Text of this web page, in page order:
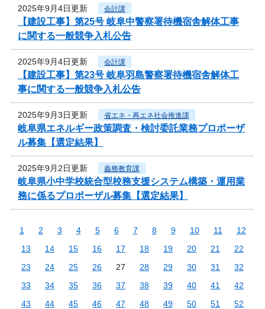
2025年9月4日更新 会計課
【建設工事】第25号 岐阜中警察署待機宿舎解体工事
に関する一般競争入札公告
2025年9月4日更新 会計課
【建設工事】第23号 岐阜羽島警察署待機宿舎解体工
事に関する一般競争入札公告
2025年9月3日更新 省エネ・再エネ社会推進課
岐阜県エネルギー政策調査・検討委託業務プロポーザ
ル募集【選定結果】
2025年9月2日更新 義務教育課
岐阜県小中学校統合型校務支援システム構築・運用業
務に係るプロポーザル募集【選定結果】
1 2 3 4 5 6 7 8 9 10 11
12
13
14 15 16 17 18 19 20 21
22
23
24 25 26 27 28 29 30 31
32
33
34 35 36 37 38 39 40 41
42
43
44 45 46 47 48 49 50 51
52